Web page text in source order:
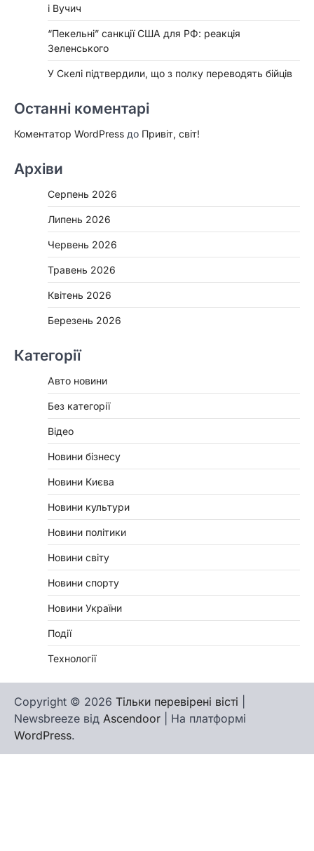
і Вучич
“Пекельні” санкції США для РФ: реакція
Зеленського
У Скелі підтвердили, що з полку переводять бійців
Останні коментарі
Коментатор WordPress до Привіт, світ!
Архіви
Серпень 2026
Липень 2026
Червень 2026
Травень 2026
Квітень 2026
Березень 2026
Категорії
Авто новини
Без категорії
Відео
Новини бізнесу
Новини Києва
Новини культури
Новини політики
Новини світу
Новини спорту
Новини України
Події
Технології
Copyright © 2026 Тільки перевірені вісті
Newsbreeze від Ascendoor | На платформі
WordPress.